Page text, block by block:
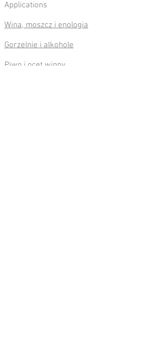
Applications
Wina, moszcz i enologia
Gorzelnie i alkohole
Piwo i ocet winny